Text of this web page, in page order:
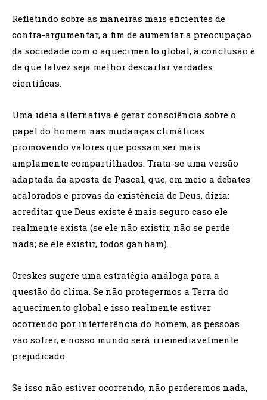
Refletindo sobre as maneiras mais eficientes de
contra-argumentar, a fim de aumentar a preocupação
da sociedade com o aquecimento global, a conclusão é
de que talvez seja melhor descartar verdades
científicas.
Uma ideia alternativa é gerar consciência sobre o
papel do homem nas mudanças climáticas
promovendo valores que possam ser mais
amplamente compartilhados. Trata-se uma versão
adaptada da aposta de Pascal, que, em meio a debates
acalorados e provas da existência de Deus, dizia:
acreditar que Deus existe é mais seguro caso ele
realmente exista (se ele não existir, não se perde
nada; se ele existir, todos ganham).
Oreskes sugere uma estratégia análoga para a
questão do clima. Se não protegermos a Terra do
aquecimento global e isso realmente estiver
ocorrendo por interferência do homem, as pessoas
vão sofrer, e nosso mundo será irremediavelmente
prejudicado.
Se isso não estiver ocorrendo, não perderemos nada,